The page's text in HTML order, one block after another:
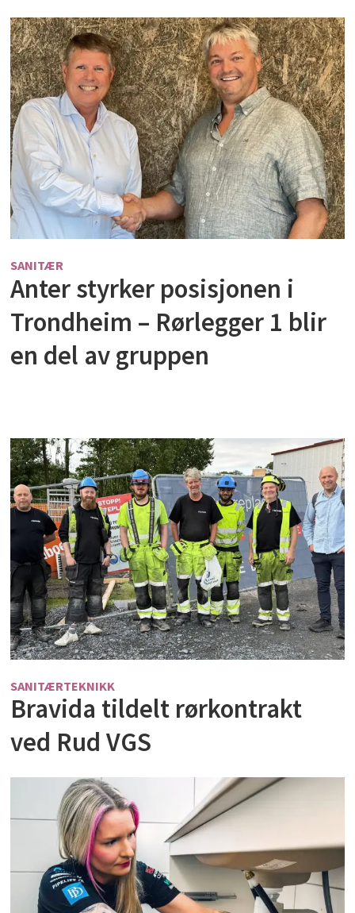
SANITÆR
Anter styrker posisjonen i
Trondheim – Rørlegger 1 blir
en del av gruppen
SANITÆRTEKNIKK
Bravida tildelt rørkontrakt
ved Rud VGS